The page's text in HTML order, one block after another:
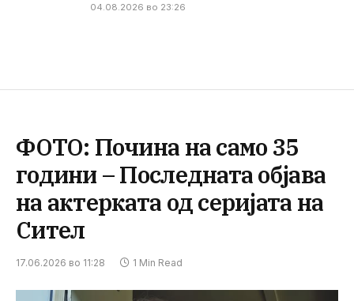
04.08.2026 во 23:26
ФОТО: Почина на само 35
години – Последната објава
на актерката од серијата на
Сител
17.06.2026 во 11:28 1 Min Read